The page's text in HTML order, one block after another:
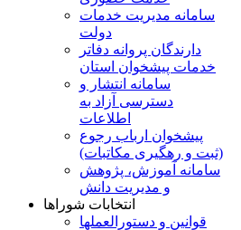
سامانه مدیریت خدمات
دولت
دارندگان پروانه دفاتر
خدمات پیشخوان استان
سامانه انتشار و
دسترسی آزاد به
اطلاعات
پیشخوان ارباب رجوع
(ثبت و رهگیری مکاتبات)
سامانه آموزش، پژوهش
و مدیریت دانش
انتخابات شوراها
قوانین و دستورالعملها